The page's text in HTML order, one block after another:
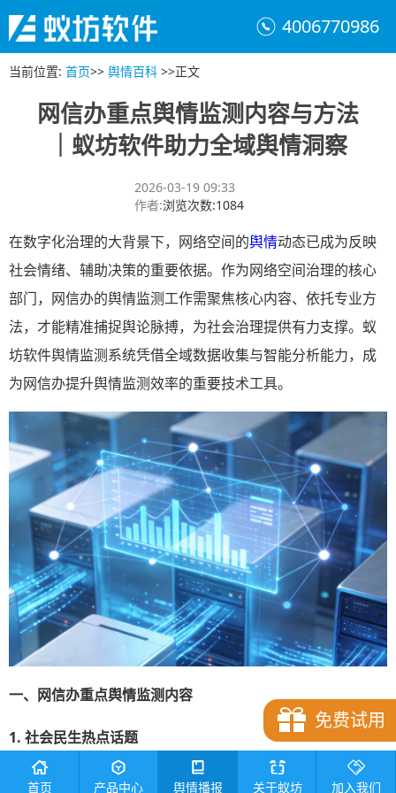
4006770986
当前位置: 首页>> 舆情百科 >>正文
网信办重点舆情监测内容与方法
｜蚁坊软件助力全域舆情洞察
2026-03-19 09:33
作者:浏览次数:1084
在数字化治理的大背景下，网络空间的舆情动态已成为反映
社会情绪、辅助决策的重要依据。作为网络空间治理的核心
部门，网信办的舆情监测工作需聚焦核心内容、依托专业方
法，才能精准捕捉舆论脉搏，为社会治理提供有力支撑。蚁
坊软件舆情监测系统凭借全域数据收集与智能分析能力，成
为网信办提升舆情监测效率的重要技术工具。
一、网信办重点舆情监测内容
1. 社会民生热点话题
教育、医疗、就业等民生领域始终是舆论焦点。网信办需重
免费试用
首页 产品中心 舆情播报 关于蚁坊 加入我们